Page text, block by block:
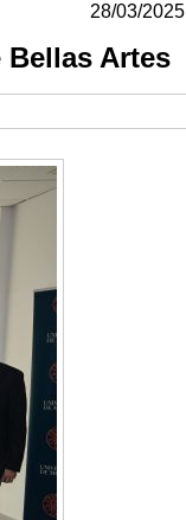
28/03/2025
Bellas Artes